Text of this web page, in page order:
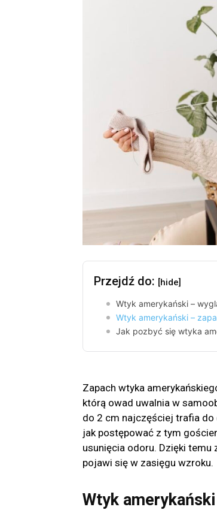
Przejdź do: [hide]
Wtyk amerykański –
Wtyk amerykański –
Jak pozbyć się wtyka
Zapach wtyka
którą owad uwalnia w
do 2 cm najczęściej trafia do
jak postępować z tym
usunięcia odoru. Dzięki
pojawi się w zasięgu wzroku.
Wtyk